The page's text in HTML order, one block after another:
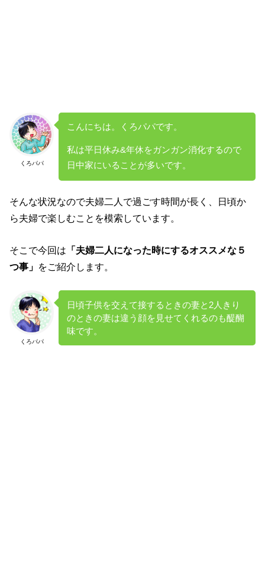
くろパパ
こんにちは。くろパパです。
私は平日休み&年休をガンガン消化するので
日中家にいることが多いです。
そんな状況なので夫婦二人で過ごす時間が長く、日頃か
ら夫婦で楽しむことを模索しています。
そこで今回は 「夫婦二人になった時にするオススメな５
つ事」 をご紹介します。
くろパパ
日頃子供を交えて接するときの妻と2人きり
のときの妻は違う顔を見せてくれるのも醍醐
味です。